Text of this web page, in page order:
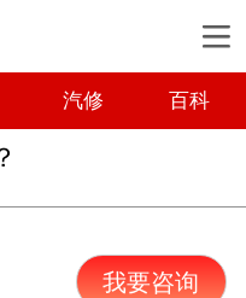
汽修 百科
我要咨询